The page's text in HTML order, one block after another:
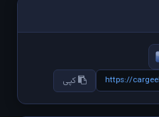
https:// کپی